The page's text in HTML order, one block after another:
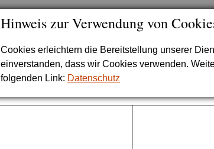
Hinweis zur Verwendung von
Cookies erleichtern die Bereitstellung unserer
einverstanden, dass wir Cookies verwenden.
folgenden Link: Datenschutz